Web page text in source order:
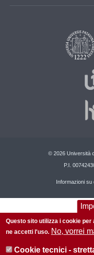
© 2026 Università
P.I.
Informazioni su
Questo sito utilizza i cookie
ne accetti l'uso. No, vorrei
Cookie tecnici -